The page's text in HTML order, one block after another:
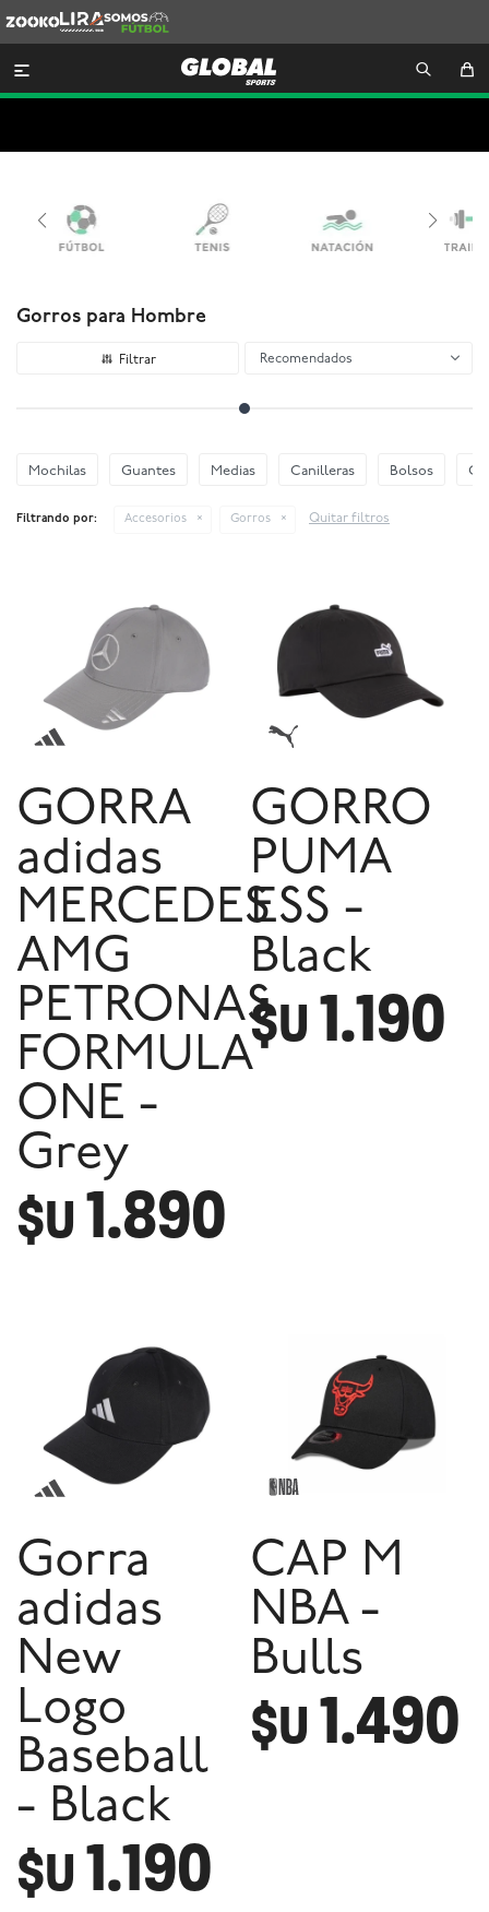
Lira
Somos
Futbol

Gorros para Hombre
Recomendados
Mochilas Guantes Medias Canilleras Bolsos
Filtrando por: Accesorios Gorros Quitar filtros
GORRA
adidas
MERCEDES
AMG
PETRONAS
FORMULA
ONE -
Grey
$U1.890
GORRO
PUMA
ESS -
Black
$U1.190
Gorra
adidas
New
Logo
Baseball
- Black
$U1.190
CAP M
NBA -
Bulls
$U1.490